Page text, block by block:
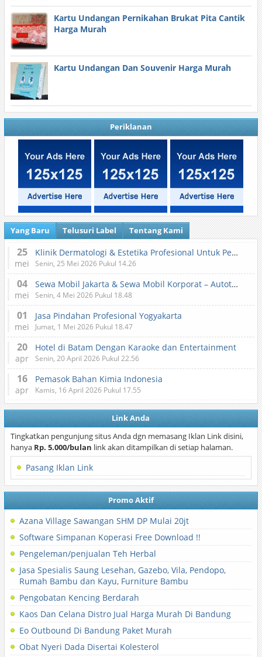
Kartu Undangan Pernikahan Brukat Pita Cantik
Harga Murah
Kartu Undangan Dan Souvenir Harga Murah
Periklanan
Yang Baru Telusuri Label Tentang Kami
25
mei
Klinik Dermatologi & Estetika Profesional Untuk Perawatan Kulit dan Kecantikan
Senin, 25 Mei 2026 Pukul 14.26
04
mei
Sewa Mobil Jakarta & Sewa Mobil Korporat – Autotranz Indonesia
Senin, 4 Mei 2026 Pukul 18.48
01
mei
Jasa Pindahan Profesional Yogyakarta
Jumat, 1 Mei 2026 Pukul 18.47
20
apr
Hotel di Batam Dengan Karaoke dan Entertainment
Senin, 20 April 2026 Pukul 22.56
16
apr
Pemasok Bahan Kimia Indonesia
Kamis, 16 April 2026 Pukul 17.55
Link Anda
Tingkatkan pengunjung situs Anda dgn memasang Iklan Link disini,
hanya Rp. 5.000/bulan link akan ditampilkan di setiap halaman.
Pasang Iklan Link
Promo Aktif
Azana Village Sawangan SHM DP Mulai 20jt
Software Simpanan Koperasi Free Download !!
Pengeleman/penjualan Teh Herbal
Jasa Spesialis Saung Lesehan, Gazebo, Vila, Pendopo,
Rumah Bambu dan Kayu, Furniture Bambu
Pengobatan Kencing Berdarah
Kaos Dan Celana Distro Jual Harga Murah Di Bandung
Eo Outbound Di Bandung Paket Murah
Obat Nyeri Dada Disertai Kolesterol